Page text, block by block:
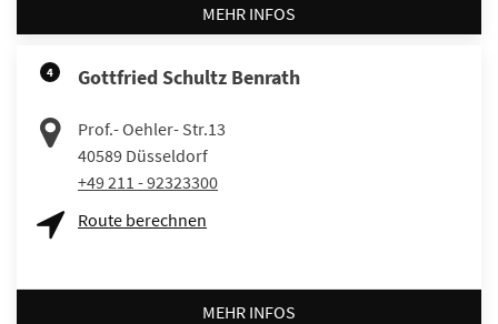
MEHR INFOS
4 Gottfried Schultz Benrath
Prof.- Oehler- Str.13
40589 Düsseldorf
+49 211 - 92323300
Route berechnen
MEHR INFOS